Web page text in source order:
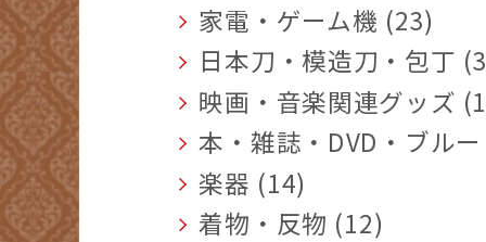
家電・ゲーム機 (23)
日本刀・模造刀・包丁
映画・音楽関連グッズ
本・雑誌・DVD・ブル
楽器 (14)
着物・反物 (12)